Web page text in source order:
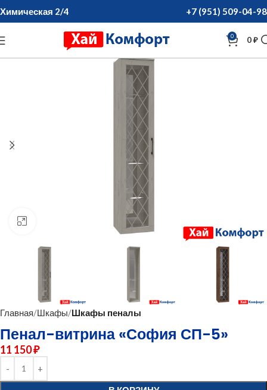
Химическая 2/4 +7 (951) 509-04-98
0 0₽
нажмите для увеличения
Главная Шкафы Шкафы пеналы
Пенал-витрина «София СП-5»
11 150₽